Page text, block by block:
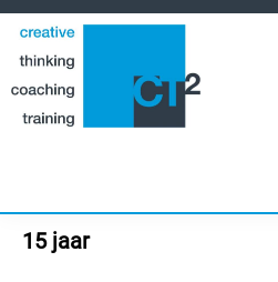
Spring
naar
hoofdnavigatie
Door
naar
Spring
naar
eerste
15 jaar